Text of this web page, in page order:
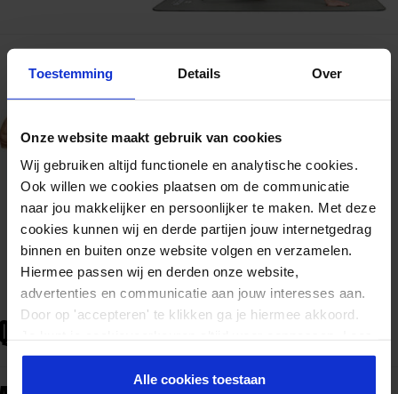
Toestemming Details Over
Onze website maakt gebruik van cookies
Wij gebruiken altijd functionele en analytische cookies.
Ook willen we cookies plaatsen om de communicatie
naar jou makkelijker en persoonlijker te maken. Met deze
cookies kunnen wij en derde partijen jouw internetgedrag
binnen en buiten onze website volgen en verzamelen.
Hiermee passen wij en derden onze website,
advertenties en communicatie aan jouw interesses aan.
Door op 'accepteren' te klikken ga je hiermee akkoord.
er meer over in onsprivacy beleid.
Alle cookies toestaan